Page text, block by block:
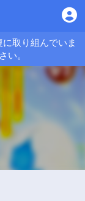
取り組んでいま
い。